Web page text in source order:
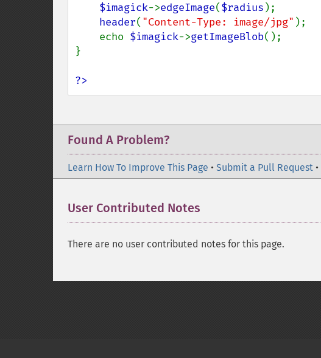
$imagick->edgeImage($radius );
header( "Content-Type: image/jpg" );
    echo
$imagick->getImageBlob();
}
?>
Found A Problem?
Learn How To Improve This Page • Submit a Pull Request •
User Contributed Notes
There are no user contributed notes for this page.